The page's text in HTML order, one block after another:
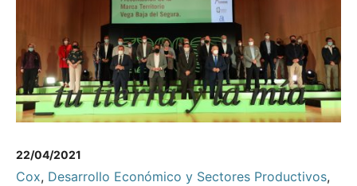
22/04/2021
Cox, Desarrollo Económico y Sectores Productivos,